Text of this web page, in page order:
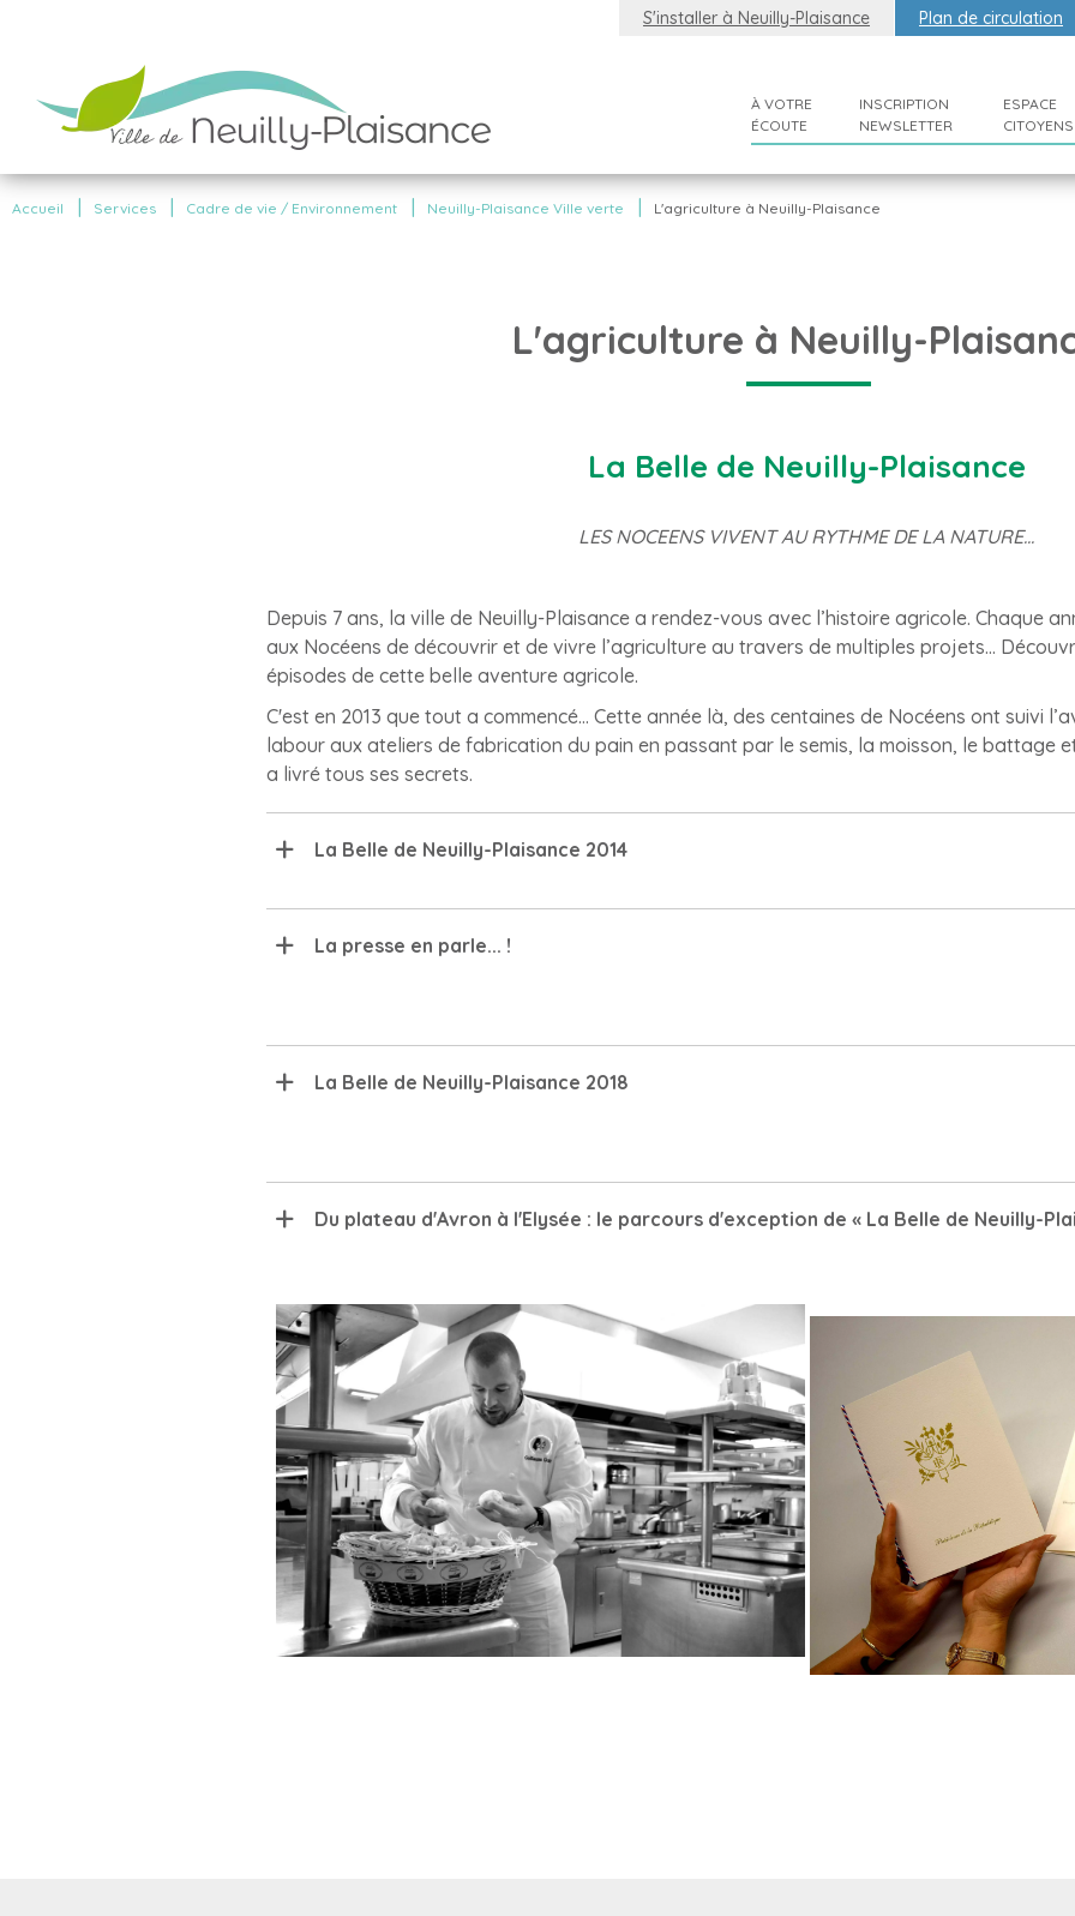
S'installer à Neuilly-Plaisance Plan de circulation
À VOTRE
ÉCOUTE
INSCRIPTION
NEWSLETTER
ESPACE
CITOYENS
Accueil Services Cadre de vie / Environnement Neuilly-Plaisance Ville verte L'agriculture à Neuilly-Plaisance
L'agriculture à Neuilly-
La Belle de Neuilly-Plaisance
LES NOCEENS VIVENT AU RYTHME DE LA NATURE...
Depuis 7 ans, la ville de Neuilly-Plaisance a rendez-vous avec l’histoire agricole. Chaque
aux Nocéens de découvrir et de vivre l’agriculture au travers de multiples projets…
épisodes de cette belle aventure agricole.
C'est en 2013 que tout a commencé... Cette année là, des centaines de Nocéens ont suivi
labour aux ateliers de fabrication du pain en passant par le semis, la moisson, le battage
a livré tous ses secrets.
La Belle de Neuilly-Plaisance 2014
La presse en parle... !
La Belle de Neuilly-Plaisance 2018
Du plateau d'Avron à l'Elysée : le parcours d'exception de « La Belle de Neuilly-